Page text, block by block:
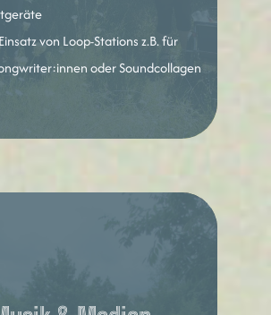
von Loop-Stations z.B. für
oder Soundcollagen